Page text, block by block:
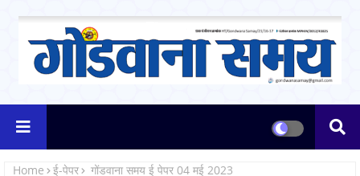
Home ई-पेपर गोंडवाना समय ई पेपर 04 मई 2023